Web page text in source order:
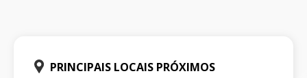
PRINCIPAIS LOCAIS PRÓXIMOS